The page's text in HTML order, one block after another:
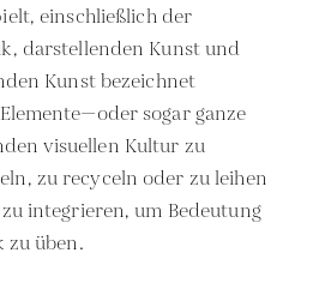
einschließlich der
darstellenden Kunst und
Kunst bezeichnet
sogar ganze
visuellen Kultur zu
zu recyceln oder zu leihen
integrieren, um Bedeutung
zu üben.